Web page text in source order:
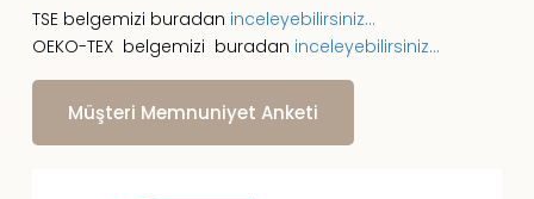
TSE belgemizi buradan inceleyebilirsiniz...
OEKO-TEX belgemizi buradan inceleyebilirsiniz...
Müşteri Memnuniyet Anketi